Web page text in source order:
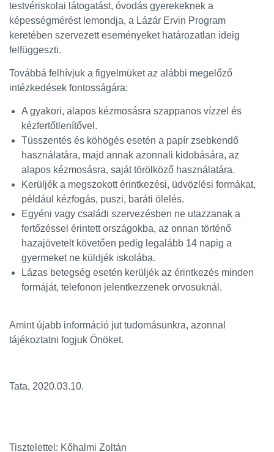
testvériskolai látogatást, óvodás gyerekeknek a
képességmérést lemondja, a Lázár Ervin Program
keretében szervezett eseményeket határozatlan ideig
felfüggeszti.
Továbbá felhívjuk a figyelmüket az alábbi megelőző
intézkedések fontosságára:
A gyakori, alapos kézmosásra szappanos vízzel és
kézfertőtlenítővel.
Tüsszentés és köhögés esetén a papír zsebkendő
használatára, majd annak azonnali kidobására, az
alapos kézmosásra, saját törölköző használatára.
Kerüljék a megszokott érintkezési, üdvözlési formákat,
például kézfogás, puszi, baráti ölelés.
Egyéni vagy családi szervezésben ne utazzanak a
fertőzéssel érintett országokba, az onnan történő
hazajövetelt követően pedig legalább 14 napig a
gyermeket ne küldjék iskolába.
Lázas betegség esetén kerüljék az érintkezés minden
formáját, telefonon jelentkezzenek orvosuknál.
Amint újabb információ jut tudomásunkra, azonnal
tájékoztatni fogjuk Önöket.
Tata, 2020.03.10.
Tisztelettel: Kőhalmi Zoltán